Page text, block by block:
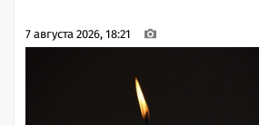
7 августа 2026, 18:21